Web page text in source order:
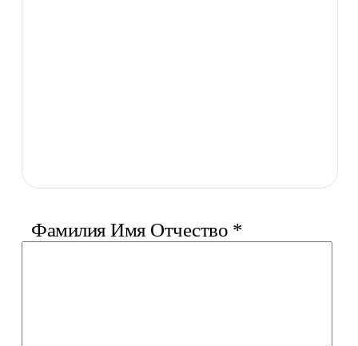
Фамилия Имя Отчество *